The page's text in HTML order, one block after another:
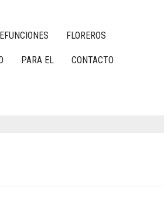
FLOREROS
PARA EL CONTACTO